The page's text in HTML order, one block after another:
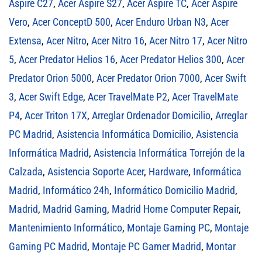
Aspire C27, Acer Aspire S27, Acer Aspire TC, Acer Aspire
Vero, Acer ConceptD 500, Acer Enduro Urban N3, Acer
Extensa, Acer Nitro, Acer Nitro 16, Acer Nitro 17, Acer Nitro
5, Acer Predator Helios 16, Acer Predator Helios 300, Acer
Predator Orion 5000, Acer Predator Orion 7000, Acer Swift
3, Acer Swift Edge, Acer TravelMate P2, Acer TravelMate
P4, Acer Triton 17X, Arreglar Ordenador Domicilio, Arreglar
PC Madrid, Asistencia Informática Domicilio, Asistencia
Informática Madrid, Asistencia Informática Torrejón de la
Calzada, Asistencia Soporte Acer, Hardware, Informática
Madrid, Informático 24h, Informático Domicilio Madrid,
Madrid, Madrid Gaming, Madrid Home Computer Repair,
Mantenimiento Informático, Montaje Gaming PC, Montaje
Gaming PC Madrid, Montaje PC Gamer Madrid, Montar